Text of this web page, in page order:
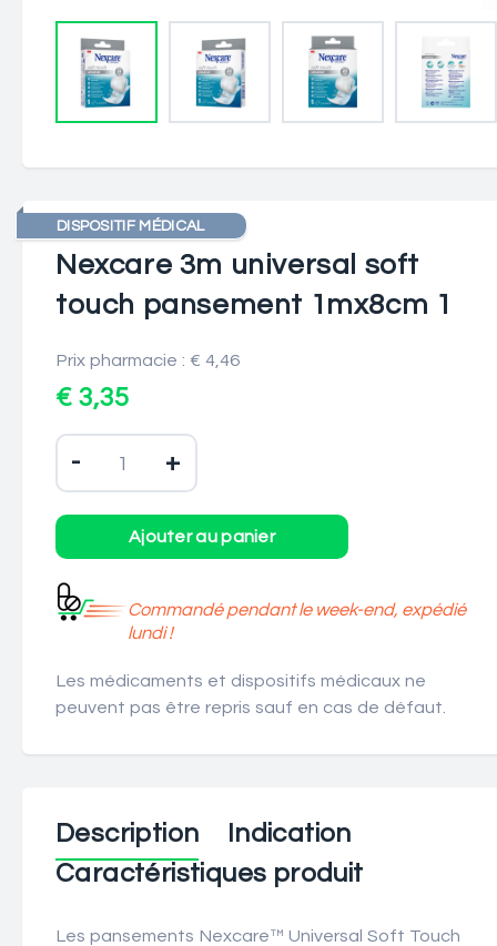
DISPOSITIF MÉDICAL
Nexcare 3m universal soft
touch pansement 1mx8cm 1
Prix pharmacie : € 4,46
€ 3,35
- +
Commandé pendant le week-end, expédié
lundi !
Les médicaments et dispositifs médicaux ne
peuvent pas être repris sauf en cas de défaut.
Description
Indication
Caractéristiques produit
Les pansements Nexcare™ Universal Soft Touch